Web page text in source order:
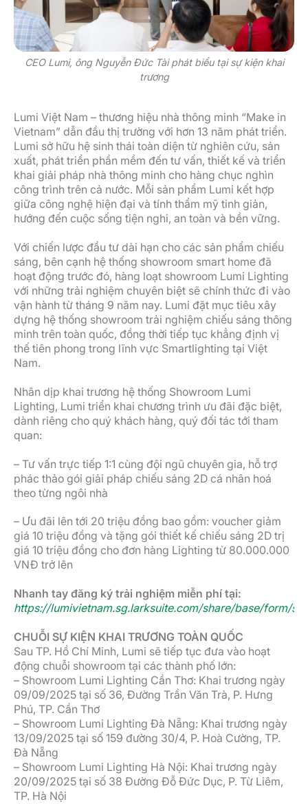
CEO Lumi, ông Nguyễn Đức Tài phát biểu tại sự kiện khai
trương
Lumi Việt Nam – thương hiệu nhà thông minh “Make in
Vietnam” dẫn đầu thị trường với hơn 13 năm phát triển.
Lumi sở hữu hệ sinh thái toàn diện từ nghiên cứu, sản
xuất, phát triển phần mềm đến tư vấn, thiết kế và triển
khai giải pháp nhà thông minh cho hàng chục nghìn
công trình trên cả nước. Mỗi sản phẩm Lumi kết hợp
giữa công nghệ hiện đại và tính thẩm mỹ tinh giản,
hướng đến cuộc sống tiện nghi, an toàn và bền vững.
Với chiến lược đầu tư dài hạn cho các sản phẩm chiếu
sáng, bên cạnh hệ thống showroom smart home đã
hoạt động trước đó, hàng loạt showroom Lumi Lighting
với những trải nghiệm chuyên biệt sẽ chính thức đi vào
vận hành từ tháng 9 năm nay. Lumi đặt mục tiêu xây
dựng hệ thống showroom trải nghiệm chiếu sáng thông
minh trên toàn quốc, đồng thời tiếp tục khẳng định vị
thế tiên phong trong lĩnh vực Smartlighting tại Việt
Nam.
Nhân dịp khai trương hệ thống Showroom Lumi
Lighting, Lumi triển khai chương trình ưu đãi đặc biệt,
dành riêng cho quý khách hàng, quý đối tác tới tham
quan:
– Tư vấn trực tiếp 1:1 cùng đội ngũ chuyên gia, hỗ trợ
phác thảo gói giải pháp chiếu sáng 2D cá nhân hoá
theo từng ngôi nhà
– Ưu đãi lên tới 20 triệu đồng bao gồm: voucher giảm
giá 10 triệu đồng và tặng gói thiết kế chiếu sáng 2D trị
giá 10 triệu đồng cho đơn hàng Lighting từ 80.000.000
VNĐ trở lên
Nhanh tay đăng ký trải nghiệm miễn phí tại:
https://lumivietnam.sg.larksuite.com/share/base/form/
CHUỖI SỰ KIỆN KHAI TRƯƠNG TOÀN QUỐC
Sau TP. Hồ Chí Minh, Lumi sẽ tiếp tục đưa vào hoạt
động chuỗi showroom tại các thành phố lớn:
– Showroom Lumi Lighting Cần Thơ: Khai trương ngày
09/09/2025 tại số 36, Đường Trần Văn Trà, P. Hưng
Phú, TP. Cần Thơ
– Showroom Lumi Lighting Đà Nẵng: Khai trương ngày
13/09/2025 tại số 159 đường 30/4, P. Hoà Cường, TP.
Đà Nẵng
– Showroom Lumi Lighting Hà Nội: Khai trương ngày
20/09/2025 tại số 38 Đường Đỗ Đức Dục, P. Từ Liêm,
TP. Hà Nội